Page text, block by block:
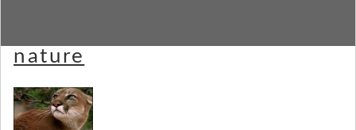
nature